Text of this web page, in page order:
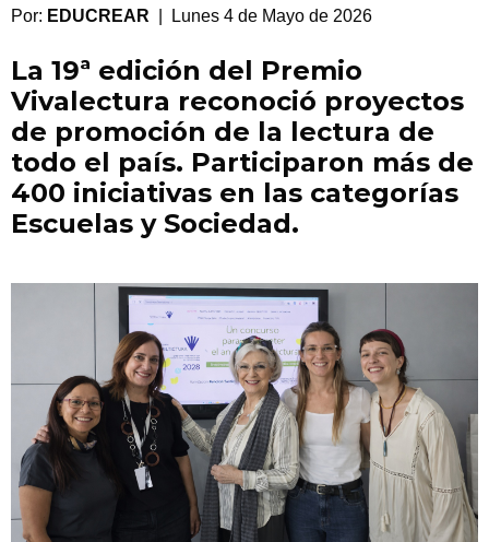
Por: EDUCREAR | Lunes 4 de Mayo de 2026
La 19ª edición del Premio
Vivalectura reconoció proyectos
de promoción de la lectura de
todo el país. Participaron más de
400 iniciativas en las categorías
Escuelas y Sociedad.